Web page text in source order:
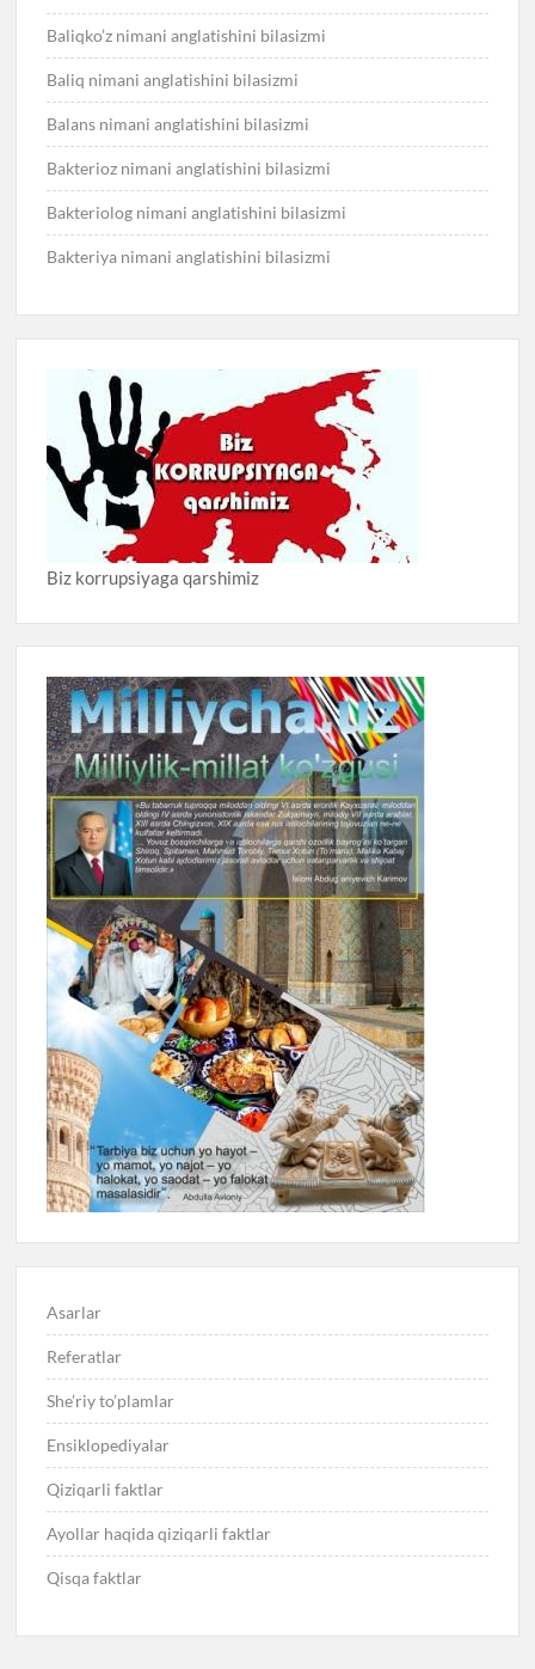
Baliqko’z nimani anglatishini bilasizmi
Baliq nimani anglatishini bilasizmi
Balans nimani anglatishini bilasizmi
Bakterioz nimani anglatishini bilasizmi
Bakteriolog nimani anglatishini bilasizmi
Bakteriya nimani anglatishini bilasizmi
Biz korrupsiyaga qarshimiz
Asarlar
Referatlar
She’riy to’plamlar
Ensiklopediyalar
Qiziqarli faktlar
Ayollar haqida qiziqarli faktlar
Qisqa faktlar